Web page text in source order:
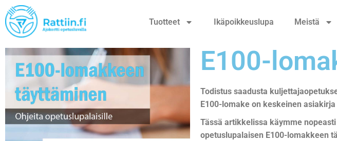
Tuotteet Ikäpoikkeuslupa Meistä
E100-
Todistus saadusta
E100-lomake on keskeinen
Tässä artikkelissa käymme
opetuslupalaisen E100-lomakkeen